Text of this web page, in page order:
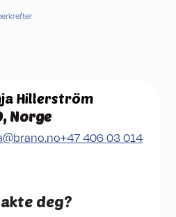
Hillerström
Norge
+47 406 03 014
deg?